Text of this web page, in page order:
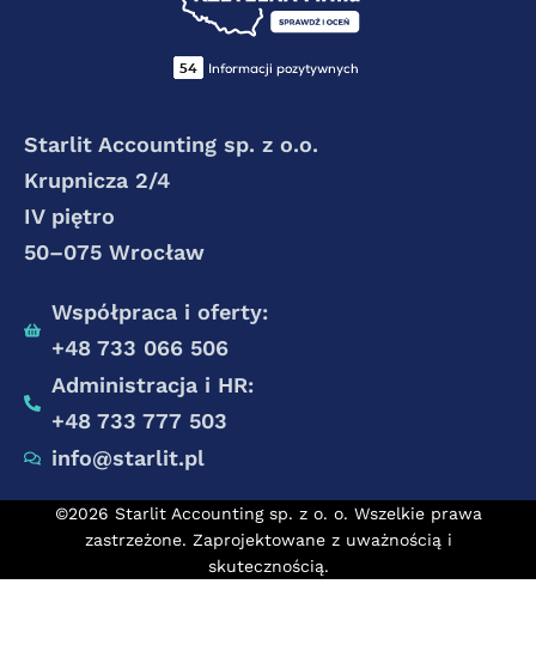
Starlit Accounting sp. z o.o.
Krupnicza 2/4
IV piętro
50–075 Wrocław
Współpraca i oferty:
+48 733 066 506
Administracja i HR:
+48 733 777 503
info@starlit.pl
©2026 Starlit Accounting sp. z o. o. Wszelkie prawa
zastrzeżone. Zaprojektowane z uważnością i
skutecznością.